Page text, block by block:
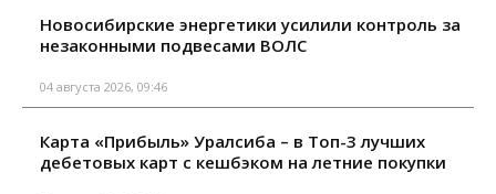
Новосибирские энергетики усилили контроль за
незаконными подвесами ВОЛС
04 августа 2026, 09:46
Карта «Прибыль» Уралсиба – в Топ-3 лучших
дебетовых карт с кешбэком на летние покупки